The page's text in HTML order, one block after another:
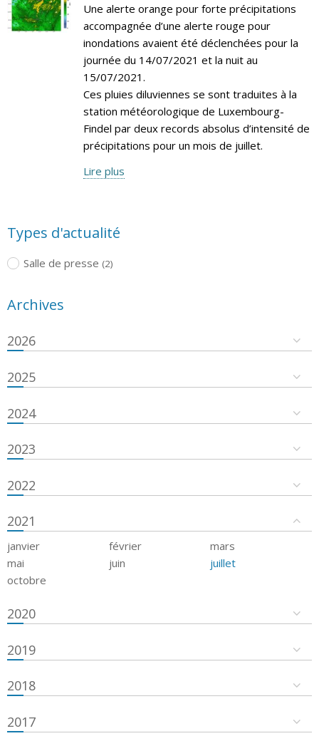
Une alerte orange pour forte précipitations
accompagnée d’une alerte rouge pour
inondations avaient été déclenchées pour la
journée du 14/07/2021 et la nuit au
15/07/2021.
Ces pluies diluviennes se sont traduites à la
station météorologique de Luxembourg-
Findel par deux records absolus d’intensité de
précipitations pour un mois de juillet.
Lire plus
Types d'actualité
Salle de presse (2)
Archives
2026
2025
2024
2023
2022
2021
janvier février
mars
mai
juin
juillet
octobre
2020
2019
2018
2017